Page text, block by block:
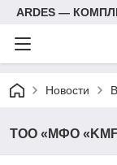
ARDES —
Новости
ТОО «МФО